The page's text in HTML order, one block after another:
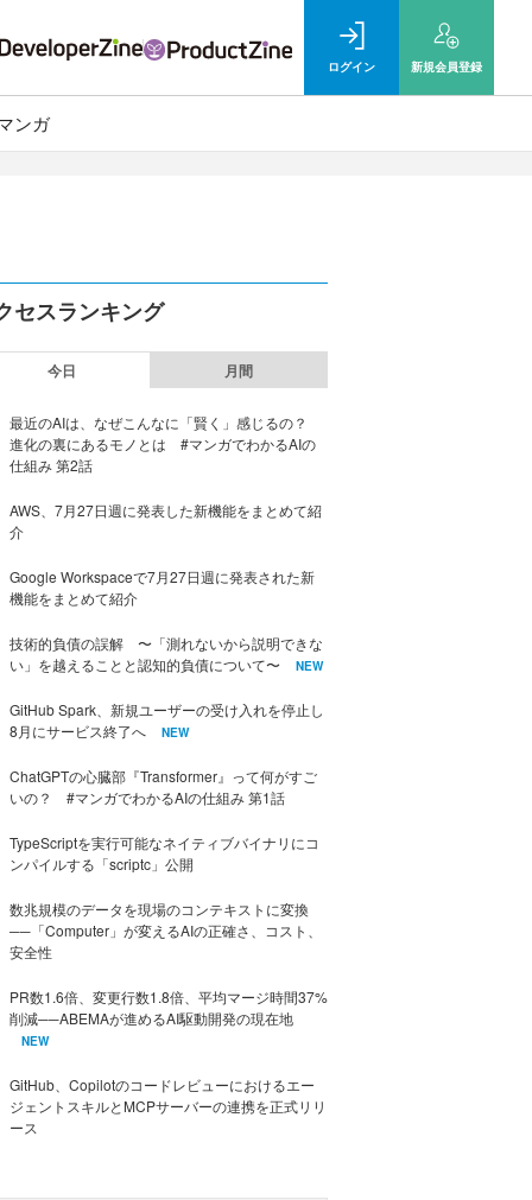
ログイン 新規会員登録
ンガ
セスランキング
今日 月間
最近のAIは、なぜこんなに「賢く」感じるの？
進化の裏にあるモノとは #マンガでわかるAIの
仕組み 第2話
AWS、7月27日週に発表した新機能をまとめて紹
介
Google Workspaceで7月27日週に発表された新
機能をまとめて紹介
技術的負債の誤解 〜「測れないから説明できな
い」を越えることと認知的負債について〜
NEW
GitHub Spark、新規ユーザーの受け入れを停止し
8月にサービス終了へ
NEW
ChatGPTの心臓部『Transformer』って何がすご
いの？ #マンガでわかるAIの仕組み 第1話
TypeScriptを実行可能なネイティブバイナリにコ
ンパイルする「scriptc」公開
数兆規模のデータを現場のコンテキストに変換
──「Computer」が変えるAIの正確さ、コスト、
安全性
PR数1.6倍、変更行数1.8倍、平均マージ時間37%
削減──ABEMAが進めるAI駆動開発の現在地
NEW
GitHub、Copilotのコードレビューにおけるエー
ジェントスキルとMCPサーバーの連携を正式リリ
ース